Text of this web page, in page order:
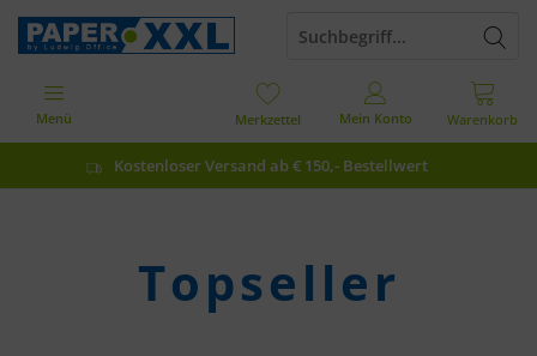
Kostenloser Versand ab € 150,- Bestellwert
Warenkorb
Merkzettel Mein Konto
Menü
Topseller